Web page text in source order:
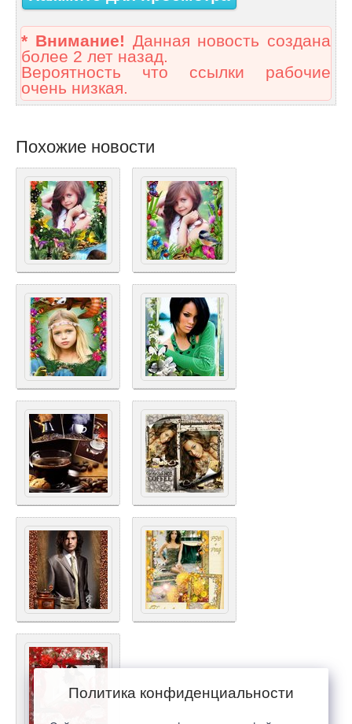
* Внимание! Данная новость создана
более 2 лет назад.
Вероятность что ссылки рабочие
очень низкая.
Похожие новости
Политика конфиденциальности